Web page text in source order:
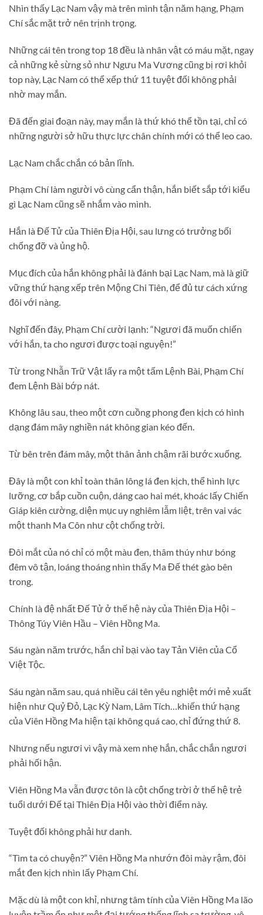
Nhìn thấy Lạc Nam vậy mà trên mình tận năm hạng, Phạm
Chí sắc mặt trở nên trịnh trọng.
Những cái tên trong top 18 đều là nhân vật có máu mặt, ngay
cả những kẻ sừng sỏ như Ngưu Ma Vương cũng bị rơi khỏi
top này, Lạc Nam có thể xếp thứ 11 tuyệt đối không phải
nhờ may mắn.
Đã đến giai đoạn này, may mắn là thứ khó thể tồn tại, chỉ có
những người sở hữu thực lực chân chính mới có thể leo cao.
Lạc Nam chắc chắn có bản lĩnh.
Phạm Chí làm người vô cùng cẩn thận, hắn biết sắp tới kiểu
gì Lạc Nam cũng sẽ nhắm vào mình.
Hắn là Đế Tử của Thiên Địa Hội, sau lưng có trưởng bối
chống đỡ và ủng hộ.
Mục đích của hắn không phải là đánh bại Lạc Nam, mà là giữ
vững thứ hạng xếp trên Mộng Chi Tiên, để đủ tư cách xứng
đôi với nàng.
Nghĩ đến đây, Phạm Chí cười lạnh: “Ngươi đã muốn chiến
với hắn, ta cho ngươi được toại nguyện!”
Từ trong Nhẫn Trữ Vật lấy ra một tấm Lệnh Bài, Phạm Chí
đem Lệnh Bài bớp nát.
Không lâu sau, theo một cơn cuồng phong đen kịch có hình
dạng đám mây nghiền nát không gian kéo đến.
Từ bên trên đám mây, một thân ảnh chậm rãi bước xuống.
Đây là một con khỉ toàn thân lông lá đen kịch, thể hình lực
lưỡng, cơ bắp cuồn cuộn, dáng cao hai mét, khoác lấy Chiến
Giáp kiên cường, diện mục uy nghiêm lẫm liệt, trên vai vác
một thanh Ma Côn như cột chống trời.
Đôi mắt của nó chỉ có một màu đen, thâm thúy như bóng
đêm vô tận, loáng thoáng nhìn thấy Ma Đế thét gào bên
trong.
Chính là đệ nhất Đế Tử ở thế hệ này của Thiên Địa Hội –
Thông Túy Viên Hầu – Viên Hồng Ma.
Sáu ngàn năm trước, hắn chỉ bại vào tay Tản Viên của Cổ
Việt Tộc.
Sáu ngàn năm sau, quá nhiều cái tên yêu nghiệt mới mẻ xuất
hiện như Quỷ Đỏ, Lạc Kỳ Nam, Lâm Tích…khiến thứ hạng
của Viên Hồng Ma hiện tại không quá cao, chỉ đứng thứ 8.
Nhưng nếu ngươi vì vậy mà xem nhẹ hắn, chắc chắn ngươi
phải hối hận.
Viên Hồng Ma vẫn được tôn là cột chống trời ở thế hệ trẻ
tuổi dưới Đế tại Thiên Địa Hội vào thời điểm này.
Tuyệt đối không phải hư danh.
“Tìm ta có chuyện?” Viên Hồng Ma nhướn đôi mày rậm, đôi
mắt đen kịch nhìn lấy Phạm Chí.
Mặc dù là một con khỉ, nhưng tâm tính của Viên Hồng Ma lão